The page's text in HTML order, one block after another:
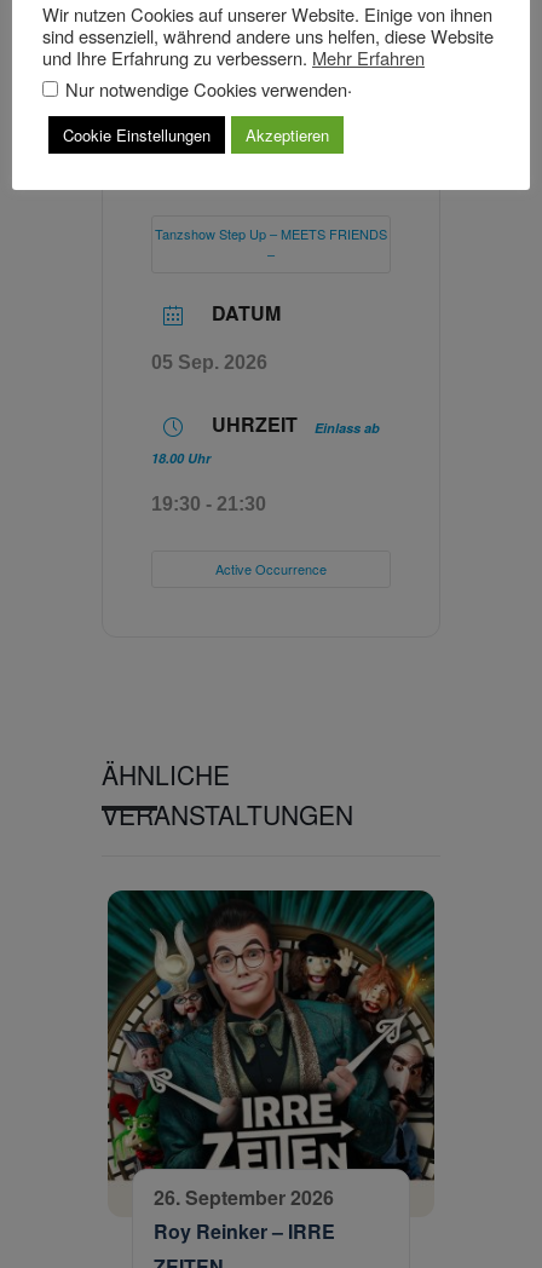
VERANSTALTUNG
Tanzshow Step Up – MEETS FRIENDS
–
DATUM
05 Sep. 2026
UHRZEIT
Einlass ab
18.00 Uhr
19:30 - 21:30
Active Occurrence
ÄHNLICHE
VERANSTALTUNGEN
26. September 2026
Roy Reinker – IRRE
Wir nutzen Cookies auf unserer Website. Einige von ihnen
sind essenziell, während andere uns helfen, diese Website
und Ihre Erfahrung zu verbessern. Mehr Erfahren
Nur notwendige Cookies verwenden.
Cookie Einstellungen Akzeptieren